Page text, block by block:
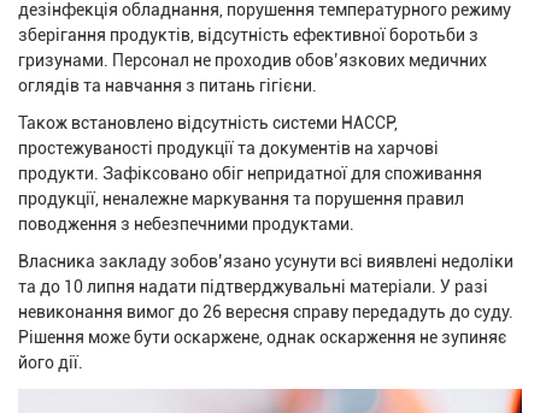
дезінфекція обладнання, порушення температурного режиму
зберігання продуктів, відсутність ефективної боротьби з
гризунами. Персонал не проходив обов’язкових медичних
оглядів та навчання з питань гігієни.
Також встановлено відсутність системи НАССР,
простежуваності продукції та документів на харчові
продукти. Зафіксовано обіг непридатної для споживання
продукції, неналежне маркування та порушення правил
поводження з небезпечними продуктами.
Власника закладу зобов’язано усунути всі виявлені недоліки
та до 10 липня надати підтверджувальні матеріали. У разі
невиконання вимог до 26 вересня справу передадуть до суду.
Рішення може бути оскаржене, однак оскарження не зупиняє
його дії.